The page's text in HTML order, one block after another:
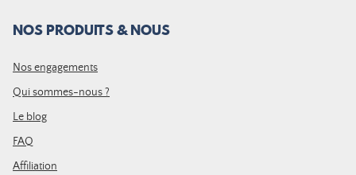
NOS PRODUITS & NOUS
Nos engagements
Qui sommes-nous ?
Le blog
FAQ
Affiliation